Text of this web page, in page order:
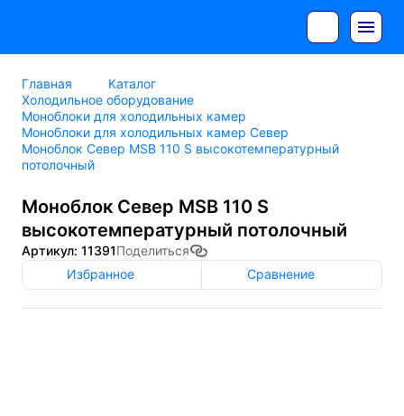
Главная
Каталог
Холодильное оборудование
Моноблоки для холодильных камер
Моноблоки для холодильных камер Север
Моноблок Север MSB 110 S высокотемпературный
потолочный
Моноблок Север MSB 110 S
высокотемпературный потолочный
Артикул: 11391Поделиться
Избранное
Сравнение